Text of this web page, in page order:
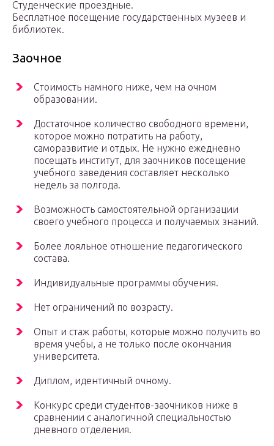
Студенческие проездные.
Бесплатное посещение государственных музеев и
библиотек.
Заочное
Стоимость намного ниже, чем на очном
образовании.
Достаточное количество свободного времени,
которое можно потратить на работу,
саморазвитие и отдых. Не нужно ежедневно
посещать институт, для заочников посещение
учебного заведения составляет несколько
недель за полгода.
Возможность самостоятельной организации
своего учебного процесса и получаемых знаний.
Более лояльное отношение педагогического
состава.
Индивидуальные программы обучения.
Нет ограничений по возрасту.
Опыт и стаж работы, которые можно получить во
время учебы, а не только после окончания
университета.
Диплом, идентичный очному.
Конкурс среди студентов-заочников ниже в
сравнении с аналогичной специальностью
дневного отделения.